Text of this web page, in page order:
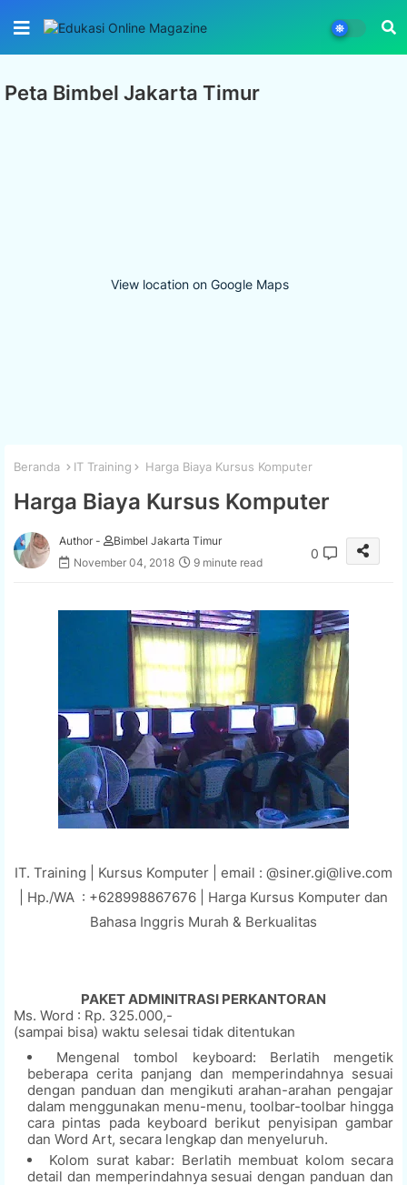
Peta Bimbel Jakarta Timur
View location on Google Maps
Beranda IT Training Harga Biaya Kursus Komputer
Harga Biaya Kursus Komputer
Author -
Bimbel Jakarta Timur
November 04, 2018
9 minute read
0
IT. Training | Kursus Komputer | email : @siner.gi@live.com
| Hp./WA : +628998867676 | Harga Kursus Komputer dan
Bahasa Inggris Murah & Berkualitas
PAKET ADMINITRASI PERKANTORAN
Ms. Word : Rp. 325.000,-
(sampai bisa) waktu selesai tidak ditentukan
Mengenal tombol keyboard: Berlatih mengetik
beberapa cerita panjang dan memperindahnya sesuai
dengan panduan dan mengikuti arahan-arahan pengajar
dalam menggunakan menu-menu, toolbar-toolbar hingga
cara pintas pada keyboard berikut penyisipan gambar
dan Word Art, secara lengkap dan menyeluruh.
Kolom surat kabar: Berlatih membuat kolom secara
detail dan memperindahnya sesuai dengan panduan dan